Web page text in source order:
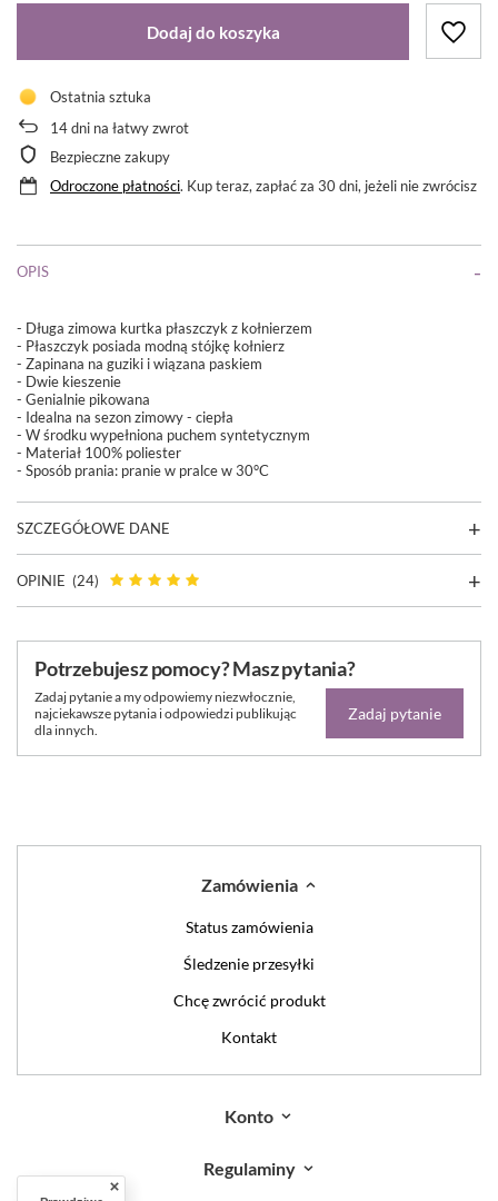
Dodaj do koszyka
Ostatnia sztuka
14dni na łatwy zwrot
Bezpieczne zakupy
Odroczone płatności. Kup teraz, zapłać za 30 dni, jeżeli nie zwrócisz
OPIS
- Długa zimowa kurtka płaszczyk z kołnierzem
- Płaszczyk posiada modną stójkę kołnierz
- Zapinana na guziki i wiązana paskiem
- Dwie kieszenie
- Genialnie pikowana
- Idealna na sezon zimowy - ciepła
- W środku wypełniona puchem syntetycznym
- Materiał 100% poliester
- Sposób prania: pranie w pralce w 30°C
SZCZEGÓŁOWE DANE
OPINIE (24)
Potrzebujesz pomocy? Masz pytania?
Zadaj pytanie a my odpowiemy niezwłocznie,
najciekawsze pytania i odpowiedzi publikując
dla innych.
Zadaj pytanie
Zamówienia
Status zamówienia
Śledzenie przesyłki
Chcę zwrócić produkt
Kontakt
Konto
Regulaminy